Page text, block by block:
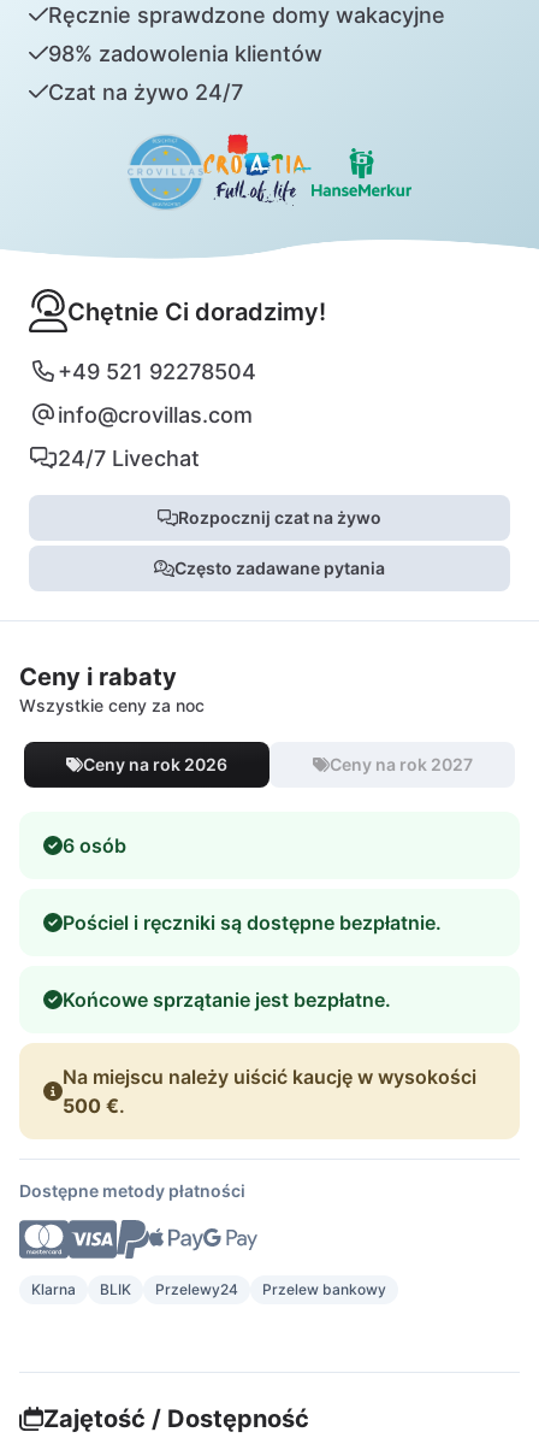
Ręcznie sprawdzone domy wakacyjne
98% zadowolenia klientów
Czat na żywo 24/7
Chętnie Ci doradzimy!
+49 521 92278504
info@crovillas.com
24/7 Livechat
Rozpocznij czat na żywo
Często zadawane pytania
Ceny i rabaty
Wszystkie ceny za noc
Ceny na rok 2026 Ceny na rok 2027
6 osób
Pościel i ręczniki są dostępne bezpłatnie.
Końcowe sprzątanie jest bezpłatne.
Na miejscu należy uiścić kaucję w wysokości
500 €.
Dostępne metody płatności
Klarna BLIK Przelewy24 Przelew bankowy
Zajętość / Dostępność